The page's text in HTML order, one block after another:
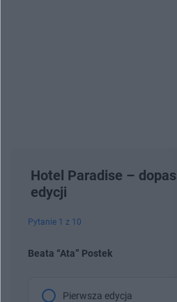
Hotel Paradise –
edycji
Pytanie 1 z 10
Beata “Ata” Postek
Pierwsza edycja